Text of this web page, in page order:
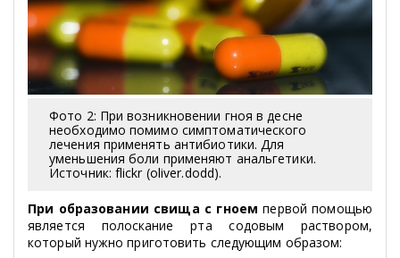
Фото 2: При возникновении гноя в десне
необходимо помимо симптоматического
лечения применять антибиотики. Для
уменьшения боли применяют анальгетики.
Источник: flickr (oliver.dodd).
При образовании свища с гноем первой помощью
является полоскание рта содовым раствором,
который нужно приготовить следующим образом: